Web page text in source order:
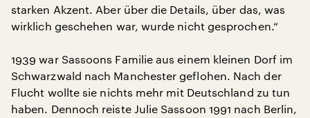
starken Akzent. Aber über die Details, über das, was
wirklich geschehen war, wurde nicht gesprochen.“
1939 war Sassoons Familie aus einem kleinen Dorf im
Schwarzwald nach Manchester geflohen. Nach der
Flucht wollte sie nichts mehr mit Deutschland zu tun
haben. Dennoch reiste Julie Sassoon 1991 nach Berlin,